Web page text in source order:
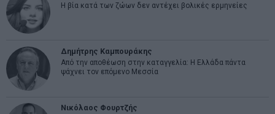
Η βία κατά των ζώων δεν αντέχει βολικές ερμηνείες
Δημήτρης Καμπουράκης
Από την αποθέωση στην καταγγελία: Η Ελλάδα πάντα
ψάχνει τον επόμενο Μεσσία
Νικόλαος Φουρτζής